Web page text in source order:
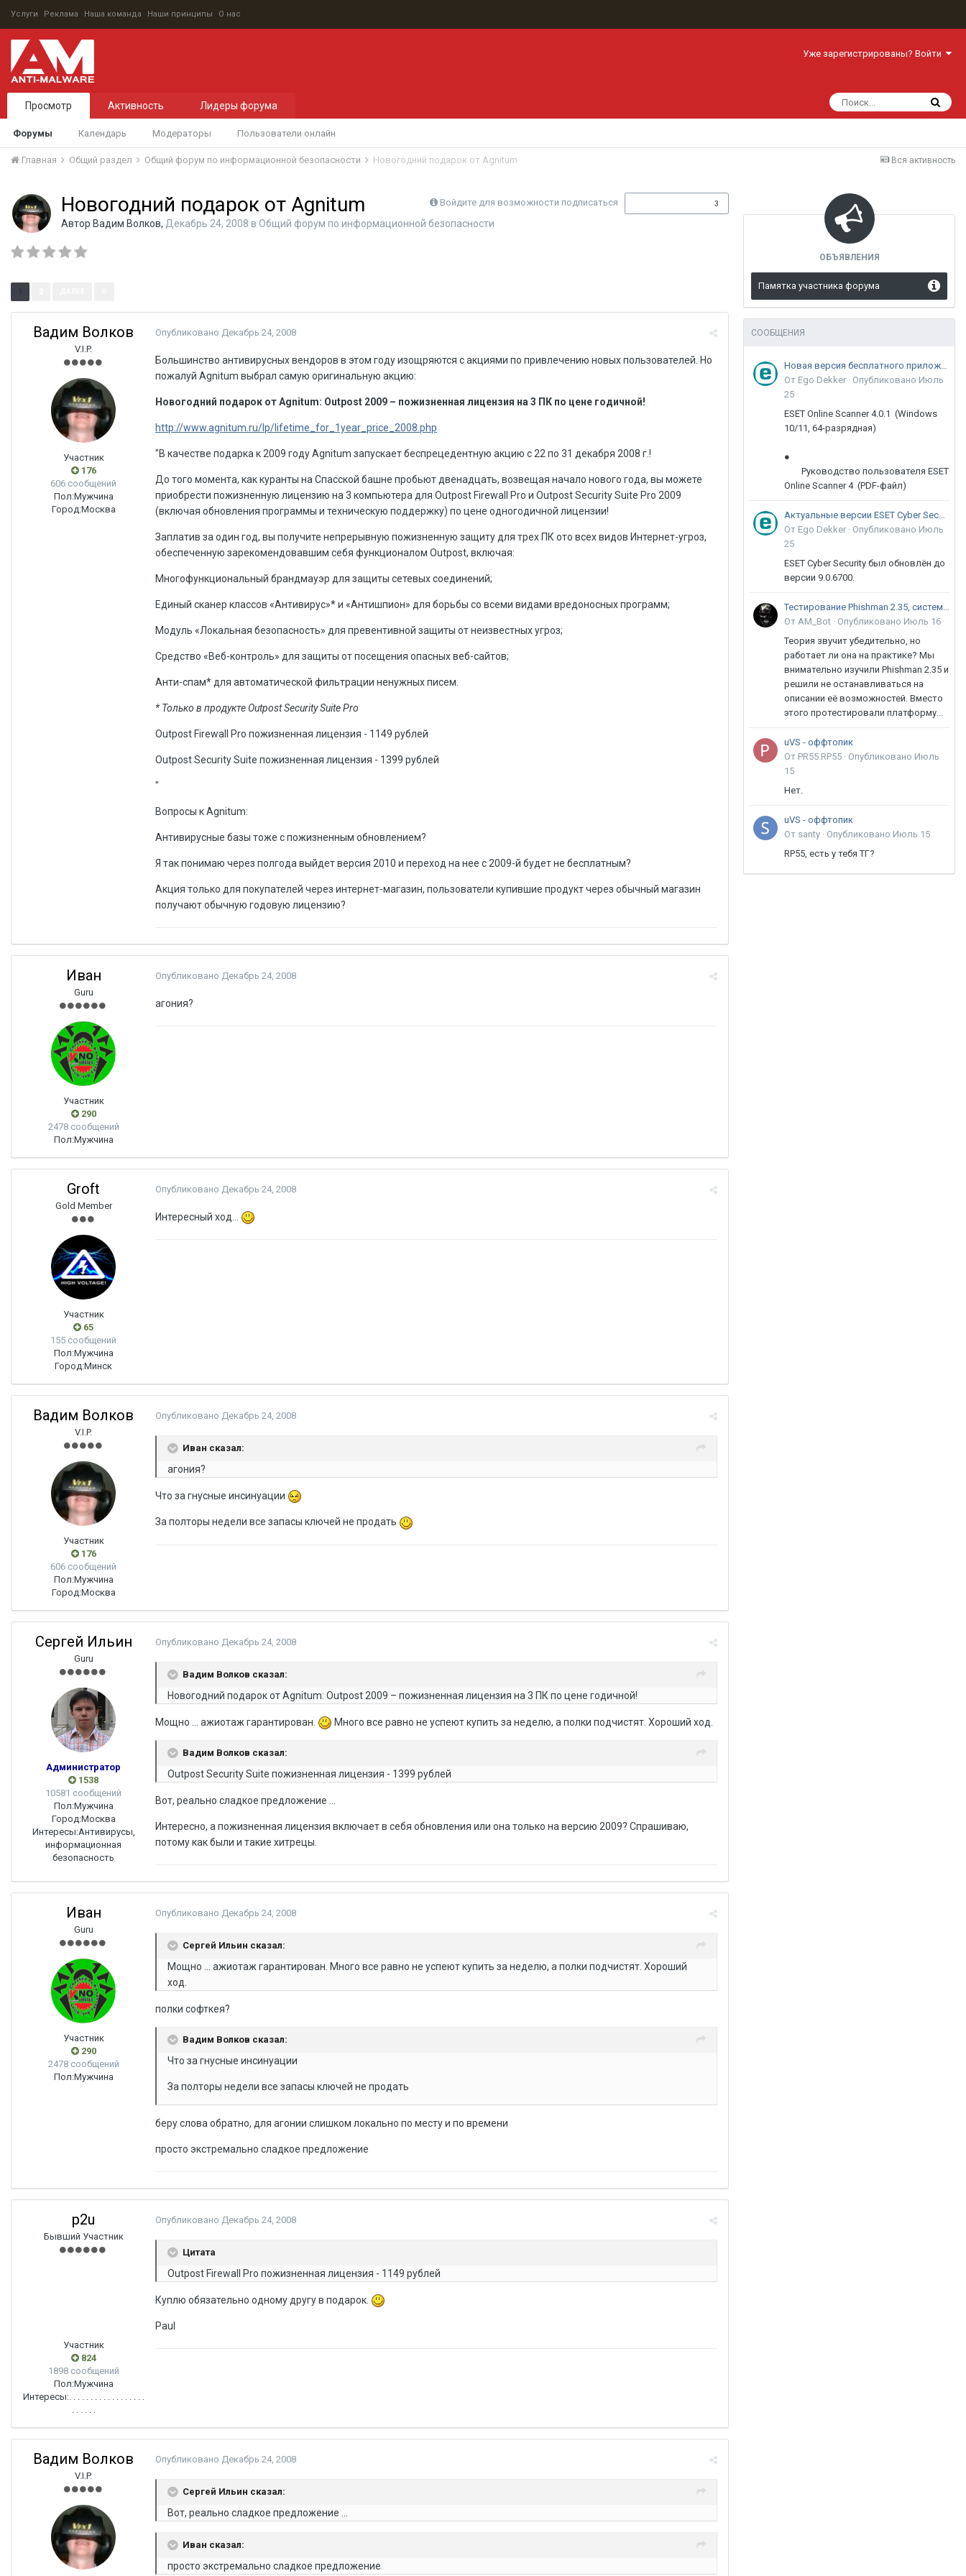
Услуги Реклама Наша команда Наши принципы О нас
Уже зарегистрированы? Войти
Просмотр
Форумы Календарь Модераторы Пользователи онлайн
Активность Лидеры форума
Вся активность
Главная Общий раздел Общий форум по информационной безопасности Новогодний подарок от Agnitum
Войдите для возможности подписаться 3
Новогодний подарок от Agnitum
Автор Вадим Волков, Декабрь 24, 2008 в Общий форум по информационной безопасности
Вадим Волков
V.I.P.
Участник
176
606 сообщений
Пол:Мужчина
Город:Москва
Опубликовано Декабрь 24, 2008
Большинство антивирусных вендоров в этом году изощряются с акциями по привлечению новых пользователей. Но
пожалуй Agnitum выбрал самую оригинальную акцию:
Новогодний подарок от Agnitum: Outpost 2009 – пожизненная лицензия на 3 ПК по цене годичной!
http://www.agnitum.ru/lp/lifetime_for_1year_price_2008.php
"В качестве подарка к 2009 году Agnitum запускает беспрецедентную акцию с 22 по 31 декабря 2008 г.!
До того момента, как куранты на Спасской башне пробьют двенадцать, возвещая начало нового года, вы можете
приобрести пожизненную лицензию на 3 компьютера для Outpost Firewall Pro и Outpost Security Suite Pro 2009
(включая обновления программы и техническую поддержку) по цене одногодичной лицензии!
Заплатив за один год, вы получите непрерывную пожизненную защиту для трех ПК ото всех видов Интернет-угроз,
обеспеченную зарекомендовавшим себя функционалом Outpost, включая:
Многофункциональный брандмауэр для защиты сетевых соединений;
Единый сканер классов «Антивирус»* и «Антишпион» для борьбы со всеми видами вредоносных программ;
Модуль «Локальная безопасность» для превентивной защиты от неизвестных угроз;
Средство «Веб-контроль» для защиты от посещения опасных веб-сайтов;
Анти-спам* для автоматической фильтрации ненужных писем.
* Только в продукте Outpost Security Suite Pro
Outpost Firewall Pro пожизненная лицензия - 1149 рублей
Outpost Security Suite пожизненная лицензия - 1399 рублей
"
Вопросы к Agnitum:
Антивирусные базы тоже с пожизненным обновлением?
Я так понимаю через полгода выйдет версия 2010 и переход на нее с 2009-й будет не бесплатным?
Акция только для покупателей через интернет-магазин, пользователи купившие продукт через обычный магазин
получают обычную годовую лицензию?
Иван
Guru
Участник
290
2478 сообщений
Пол:Мужчина
Опубликовано Декабрь 24, 2008
агония?
Groft
Gold Member
Участник
65
155 сообщений
Пол:Мужчина
Город:Минск
Опубликовано Декабрь 24, 2008
Интересный ход...
Вадим Волков
V.I.P.
Участник
176
606 сообщений
Пол:Мужчина
Город:Москва
Опубликовано Декабрь 24, 2008
Иван сказал:
агония?
Что за гнусные инсинуации
За полторы недели все запасы ключей не продать
Сергей Ильин
Guru
Администратор
1538
10581 сообщений
Пол:Мужчина
Город:Москва
Интересы:Антивирусы,
информационная
безопасность
Опубликовано Декабрь 24, 2008
Вадим Волков сказал:
Новогодний подарок от Agnitum: Outpost 2009 – пожизненная лицензия на 3 ПК по цене годичной!
Мощно ... ажиотаж гарантирован. Много все равно не успеют купить за неделю, а полки подчистят. Хороший ход.
Вадим Волков сказал:
Outpost Security Suite пожизненная лицензия - 1399 рублей
Вот, реально сладкое предложение ...
Интересно, а пожизненная лицензия включает в себя обновления или она только на версию 2009? Спрашиваю,
потому как были и такие хитрецы.
Иван
Guru
Участник
290
2478 сообщений
Пол:Мужчина
Опубликовано Декабрь 24, 2008
Сергей Ильин сказал:
Мощно ... ажиотаж гарантирован. Много все равно не успеют купить за неделю, а полки подчистят. Хороший
ход.
полки софткея?
Вадим Волков сказал:
Что за гнусные инсинуации
За полторы недели все запасы ключей не продать
беру слова обратно, для агонии слишком локально по месту и по времени
просто экстремально сладкое предложение
p2u
Бывший Участник
Участник
824
1898 сообщений
Пол:Мужчина
Интересы:. . . . . . . . . . . . . . . . . .
. . . . . .
Опубликовано Декабрь 24, 2008
Цитата
Outpost Firewall Pro пожизненная лицензия - 1149 рублей
Куплю обязательно одному другу в подарок.
Paul
Вадим Волков
V.I.P.
Опубликовано Декабрь 24, 2008
Сергей Ильин сказал:
Вот, реально сладкое предложение ...
Иван сказал:
просто экстремально сладкое предложение
ОБЪЯВЛЕНИЯ
Памятка участника форума
СООБЩЕНИЯ
Новая версия бесплатного приложения ESET Online Scanner доступна пользователям
От Ego Dekker · Опубликовано Июль
25
ESET Online Scanner 4.0.1 (Windows
10/11, 64-разрядная)
●
Руководство пользователя ESET
Online Scanner 4 (PDF-файл)
Актуальные версии ESET Cyber Security 9
От Ego Dekker · Опубликовано Июль
25
ESET Cyber Security был обновлён до
версии 9.0.6700.
Тестирование Phishman 2.35, системы повышения осведомлённости пользователей в сфере ИБ
От AM_Bot · Опубликовано Июль 16
Теория звучит убедительно, но
работает ли она на практике? Мы
внимательно изучили Phishman 2.35 и
решили не останавливаться на
описании её возможностей. Вместо
этого протестировали платформу...
uVS - оффтопик
От PR55.RP55 · Опубликовано Июль
15
Нет.
uVS - оффтопик
От santy · Опубликовано Июль 15
RP55, есть у тебя ТГ?